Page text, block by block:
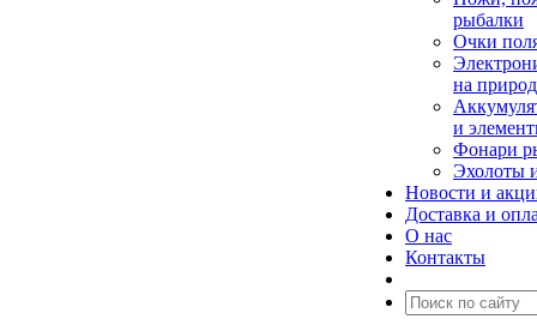
рыбалки
Очки
на
и
Фонари
Эхолоты
Новости и
Доставка и
О нас
Контакты